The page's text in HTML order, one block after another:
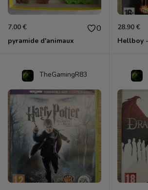
7.00 € 0
pyramide d'animaux
28.90 €
TheGamingR83